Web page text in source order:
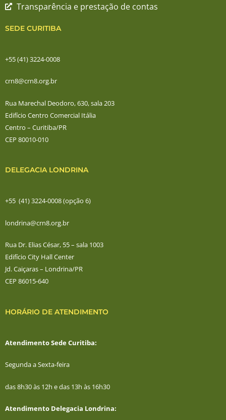
Transparência e prestação de contas
SEDE CURITIBA
+55 (41) 3224-0008
crn8@crn8.org.br
Rua Marechal Deodoro, 630, sala 203
Edifício Centro Comercial Itália
Centro – Curitiba/PR
CEP 80010-010
DELEGACIA LONDRINA
+55 (41) 3224-0008 (opção 6)
londrina@crn8.org.br
Rua Dr. Elias César, 55 – sala 1003
Edifício City Hall Center
Jd. Caiçaras – Londrina/PR
CEP 86015-640
HORÁRIO DE ATENDIMENTO
Atendimento Sede Curitiba:
Segunda a Sexta-feira
das 8h30 às 12h e das 13h às 16h30
Atendimento Delegacia Londrina: